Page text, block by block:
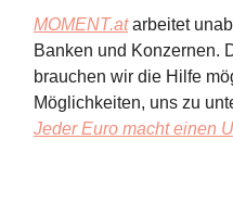
MOMENT.atarbeitet
Banken und Konzernen.
brauchen wir die Hilfe
Möglichkeiten, uns zu
Jeder Euro macht einen